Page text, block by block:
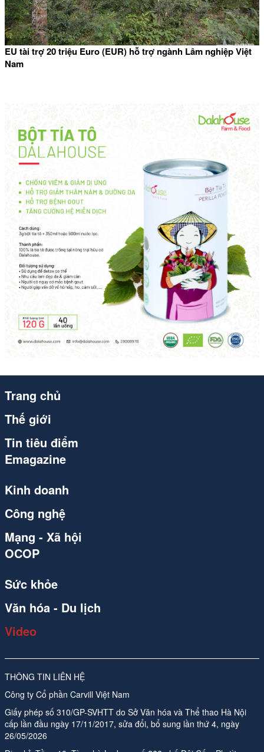
EU tài trợ 20 triệu Euro (EUR) hỗ trợ ngành Lâm nghiệp Việt
Nam
THÔNG TIN LIÊN HỆ
Công ty Cổ phần Carvill Việt Nam
Giấy phép số 310/GP-SVHTT do Sở Văn hóa và Thể thao Hà Nội
cấp lần đầu ngày 17/11/2017, sửa đổi, bổ sung lần thứ 4, ngày
26/05/2026
Trang chủ
Thế giới
Tin tiêu điểm
Emagazine
Kinh doanh
Công nghệ
Mạng - Xã hội
OCOP
Sức khỏe
Văn hóa - Du lịch
Video